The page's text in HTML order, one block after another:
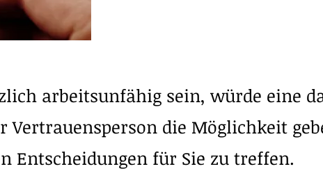
arbeitsunfähig sein, würde eine
Vertrauensperson die Möglichkeit
Entscheidungen für Sie zu treffen.